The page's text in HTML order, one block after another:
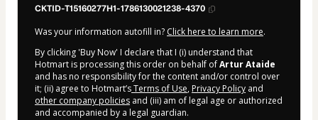
CKTID-T15160277H1-1786130021238-4370
Was your information autofill in? Click here to learn more.
By clicking 'Buy Now' I declare that I (i) understand that
Hotmart is processing this order on behalf ofArtur Ataide
and has no responsibility for the content and/or control over
it; (ii) agree to Hotmart’sTerms of Use, Privacy Policy and
other company policies and (iii) am of legal age or authorized
and accompanied by a legal guardian.